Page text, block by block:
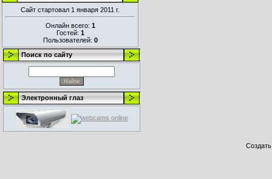
Сайт стартовал 1 января 2011 г.
Онлайн всего: 1
Гостей: 1
Пользователей: 0
Поиск по сайту
Электронный глаз